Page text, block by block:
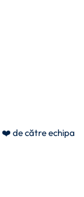
❤️ de către echipa